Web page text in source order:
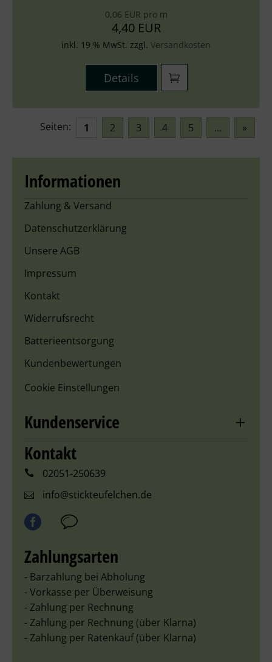
0,06 EUR pro m
4,40 EUR
inkl. 19 % MwSt. zzgl. Versandkosten
Details
Seiten: 1 2 3 4 5 ... »
Informationen
Zahlung & Versand
Datenschutzerklärung
Unsere AGB
Impressum
Kontakt
Widerrufsrecht
Batterieentsorgung
Kundenbewertungen
Cookie Einstellungen
Kundenservice
Kontakt
02051-250639
info@stickteufelchen.de
Zahlungsarten
- Barzahlung bei Abholung
- Vorkasse per Überweisung
- Zahlung per Rechnung
- Zahlung per Rechnung (über Klarna)
- Zahlung per Ratenkauf (über Klarna)